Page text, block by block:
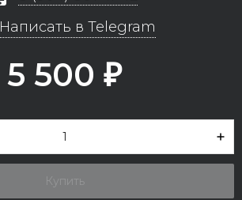
Написать в Telegram
5 500 ₽
Купить